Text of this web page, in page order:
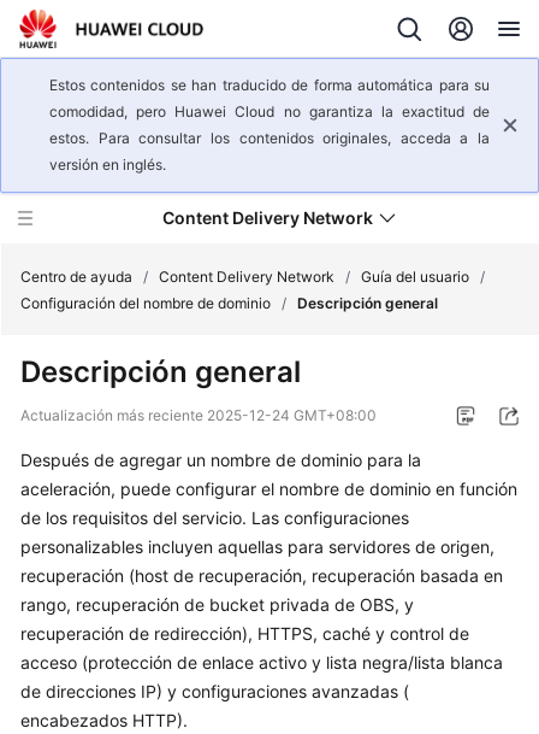
Estos contenidos se han traducido de forma automática para su
comodidad, pero Huawei Cloud no garantiza la exactitud de
estos. Para consultar los contenidos originales, acceda a la
versión en inglés.
Content Delivery Network
general
del
Pasos
iniciales
Guía
Gestión
de
Centro de ayuda / Content Delivery Network / Guía del usuario /
Configuración del nombre de dominio / Descripción general
Descripción general
Actualización más reciente 2025-12-24 GMT+08:00
Después de agregar un nombre de dominio para la
aceleración, puede configurar el nombre de dominio en función
de los requisitos del servicio. Las configuraciones
personalizables incluyen aquellas para servidores de origen,
recuperación (host de recuperación, recuperación basada en
rango, recuperación de bucket privada de OBS, y
recuperación de redirección), HTTPS, caché y control de
acceso (protección de enlace activo y lista negra/lista blanca
de direcciones IP) y configuraciones avanzadas (
encabezados HTTP).